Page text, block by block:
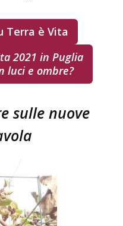
Terra è Vita
2021 in Puglia
luci e ombre?
sulle nuove